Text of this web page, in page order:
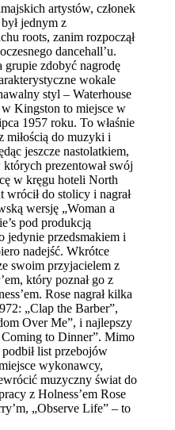
artystów, członek
jednym z
roots, zanim rozpoczął
dancehall’u.
grupie zdobyć nagrodę
wokale
styl – Waterhouse
Kingston to miejsce w
1957 roku. To właśnie
miłością do muzyki i
jeszcze nastolatkiem,
prezentował swój
w kręgu hoteli North
wrócił do stolicy i nagrał
wersję „Woman a
pod produkcją
jedynie przedsmakiem i
nadejść. Wkrótce
swoim przyjacielem z
który poznał go z
Rose nagrał kilka
„Clap the Barber”,
Over Me”, i najlepszy
Coming to Dinner”. Mimo
list przebojów
wykonawcy,
muzyczny świat do
z Holness’em Rose
„Observe Life” – to